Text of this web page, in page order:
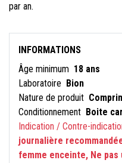
par an.
INFORMATIONS
Âge minimum 18 ans
Laboratoire Bion
Nature de produit
Conditionnement Boite
Indication / Contre-
journalière
femme enceinte, Ne